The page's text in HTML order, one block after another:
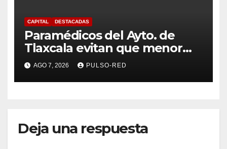
CAPITAL DESTACADAS
Paramédicos del Ayto. de
Tlaxcala evitan que menor
sufra complicaciones por
hipotermia tras caer en una
cisterna
AGO 7, 2026 PULSO-RED
Deja una respuesta